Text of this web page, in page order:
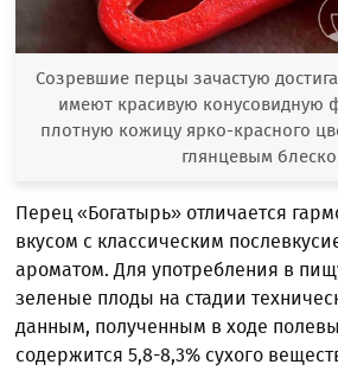
Созревшие перцы зачастую
имеют красивую конусовидную
плотную кожицу ярко-красного
глянцевым
Перец «Богатырь» отличается
вкусом с классическим
ароматом. Для употребления в
зеленые плоды на стадии
данным, полученным в ходе
содержится 5,8-8,3% сухого